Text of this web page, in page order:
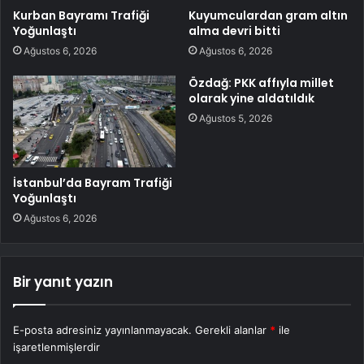
Kurban Bayramı Trafiği
Yoğunlaştı
Ağustos 6, 2026
Kuyumculardan gram altın
alma devri bitti
Ağustos 6, 2026
İstanbul’da Bayram Trafiği
Yoğunlaştı
Ağustos 6, 2026
Özdağ: PKK affıyla millet
olarak yine aldatıldık
Ağustos 5, 2026
Bir yanıt yazın
E-posta adresiniz yayınlanmayacak. Gerekli alanlar * ile
işaretlenmişlerdir